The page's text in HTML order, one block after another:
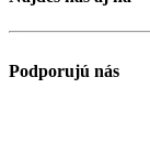
Podporujú nás